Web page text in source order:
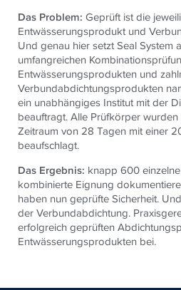
Das Problem: Geprüft ist die
Entwässerungsprodukt und
Und genau hier setzt Seal System
umfangreichen
Entwässerungsprodukten und
Verbundabdichtungsprodukten
ein unabhängiges Institut mit der
beauftragt. Alle Prüfkörper
Zeitraum von 28 Tagen mit einer
beaufschlagt.
Das Ergebnis: knapp 600
kombinierte Eignung
haben nun geprüfte Sicherheit.
der Verbundabdichtung.
erfolgreich geprüften
Entwässerungsprodukten bei.